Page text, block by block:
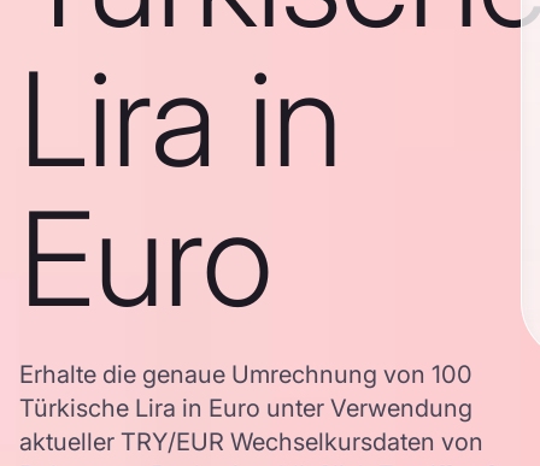
Lira in
Euro
Erhalte die genaue Umrechnung von 100
Türkische Lira in Euro unter Verwendung
aktueller TRY/EUR Wechselkursdaten von